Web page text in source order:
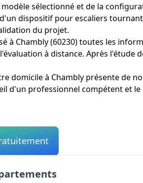
sélectionné et de la
dispositif pour escaliers
du projet.
Chambly (60230) toutes les
à distance. Après l'étude
domicile à Chambly présente de
d'un professionnel compétent et